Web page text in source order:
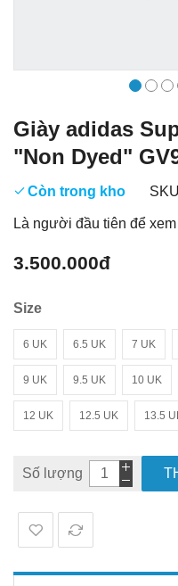
Giày adidas
"Non Dyed"
Còn trong kho SKU
Là người đầu tiên để
3.500.000đ
Size
6 UK 6.5 UK 7 UK
9 UK 9.5 UK 10 UK
12 UK 12.5 UK 13.5
Số lượng